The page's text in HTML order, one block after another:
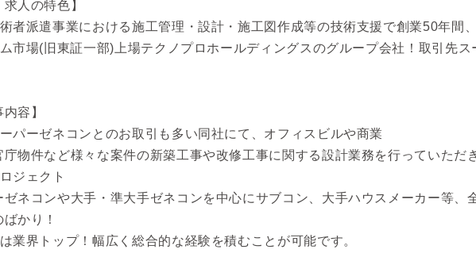
求人の特色】
者派遣事業における施工管理・設計・施工図作成等の技術支援で創業50年間
市場(旧東証一部)上場テクノプロホールディングスのグループ会社！取引先
内容】
パーゼネコンとのお取引も多い同社にて、オフィスビルや商業
庁物件など様々な案件の新築工事や改修工事に関する設計業務を行っていただ
ジェクト
ゼネコンや大手・準大手ゼネコンを中心にサブコン、大手ハウスメーカー等、
かり！
業界トップ！幅広く総合的な経験を積むことが可能です。